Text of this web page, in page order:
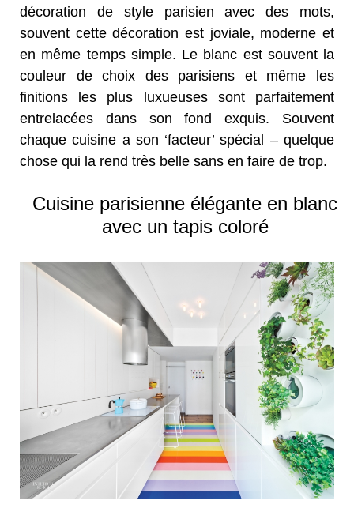
décoration de style parisien avec des mots,
souvent cette décoration est joviale, moderne et
en même temps simple. Le blanc est souvent la
couleur de choix des parisiens et même les
finitions les plus luxueuses sont parfaitement
entrelacées dans son fond exquis. Souvent
chaque cuisine a son ‘facteur’ spécial – quelque
chose qui la rend très belle sans en faire de trop.
Cuisine parisienne élégante en blanc
avec un tapis coloré